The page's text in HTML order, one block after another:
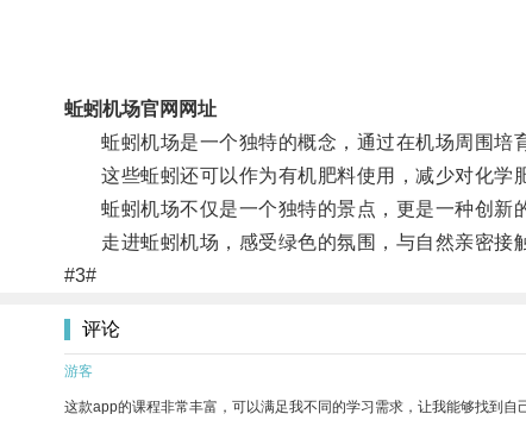
蚯蚓机场官网网址
蚯蚓机场是一个独特的概念，通过在机场周围培
这些蚯蚓还可以作为有机肥料使用，减少对化学
蚯蚓机场不仅是一个独特的景点，更是一种创新
走进蚯蚓机场，感受绿色的氛围，与自然亲密接
#3#
评论
游客
这款app的课程非常丰富，可以满足我不同的学习需求，让我能够找到自